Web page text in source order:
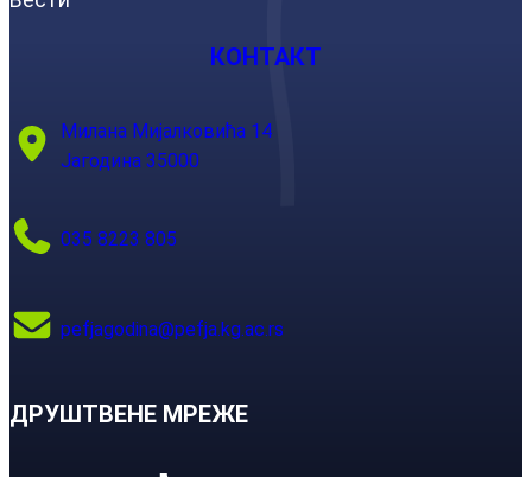
КОНТАКТ
Милана Мијалковића 14
Јагодина 35000
035 8223 805
pefjagodina@pefja.kg.ac.rs
ДРУШТВЕНЕ МРЕЖЕ